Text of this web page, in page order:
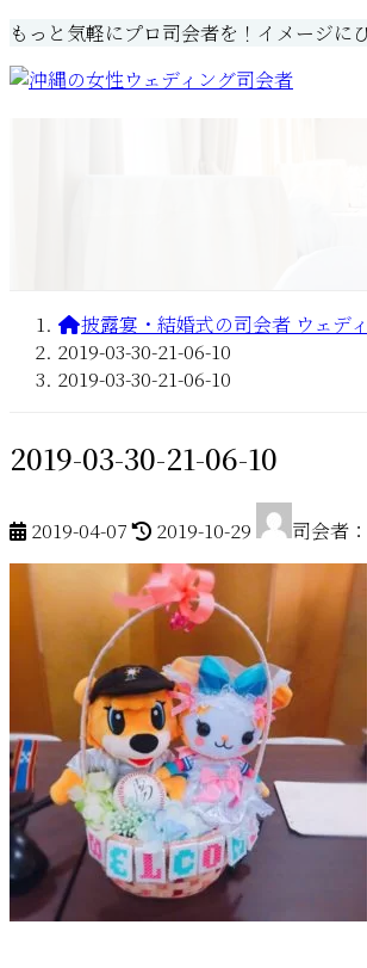
コ
ン
テ
ナ
ビ
ゲ
もっと気軽にプロ司会者を！イメージに
披露宴・結婚式の司会者 ウェデ
2019-03-30-21-06-10
2019-03-30-21-06-10
2019-03-30-21-06-10
2019-04-07
終
更
新
日
:
2019-10-29 司会者